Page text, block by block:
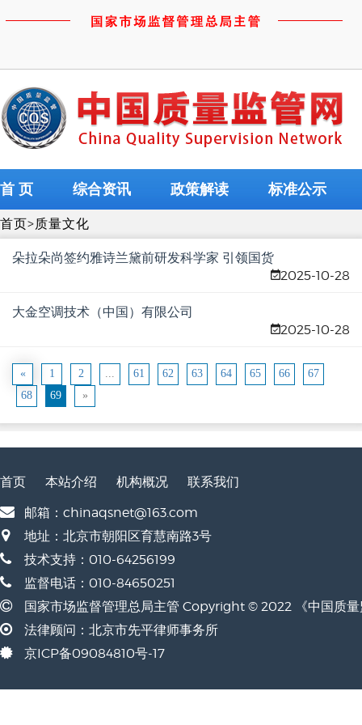
首 页 综合资讯 政策解读 标准公示
首页>质量文化
朵拉朵尚签约雅诗兰黛前研发科学家 引领国货
2025-10-28
大金空调技术（中国）有限公司
2025-10-28
« 1 2 ... 61 62 63 64 65 66
67
68
69 »
首页 本站介绍 机构概况
联系我们
邮箱：chinaqsnet@163.com
地址：北京市朝阳区育慧南路3号
技术支持：010-64256199
监督电话：010-84650251
国家市场监督管理总局主管 Copyright © 2022 《中国质
法律顾问：北京市先平律师事务所
京ICP备09084810号-17